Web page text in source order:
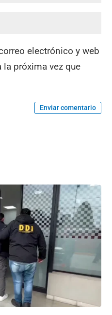
electrónico y web
la próxima vez que
Enviar comentario